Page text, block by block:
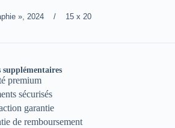
», 2024 / 15 x 20
premium
sécurisés
garantie
de remboursement